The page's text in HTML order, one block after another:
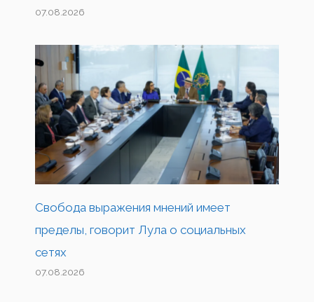
07.08.2026
Свобода выражения мнений имеет
пределы, говорит Лула о социальных
сетях
07.08.2026